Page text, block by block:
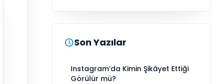
Son Yazılar
Instagram’da Kimin Şikâyet Ettiği
Görülür mü?